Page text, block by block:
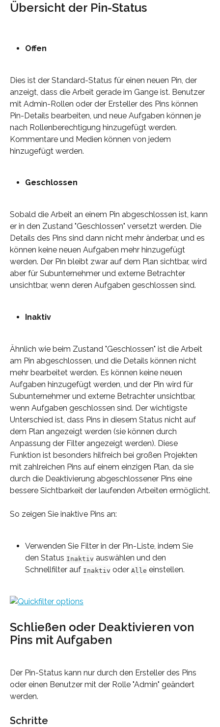
Übersicht der Pin-Status
Offen
Dies ist der Standard-Status für einen neuen Pin, der
anzeigt, dass die Arbeit gerade im Gange ist. Benutzer
mit Admin-Rollen oder der Ersteller des Pins können
Pin-Details bearbeiten, und neue Aufgaben können je
nach Rollenberechtigung hinzugefügt werden.
Kommentare und Medien können von jedem
hinzugefügt werden.
Geschlossen
Sobald die Arbeit an einem Pin abgeschlossen ist, kann
er in den Zustand "Geschlossen" versetzt werden. Die
Details des Pins sind dann nicht mehr änderbar, und es
können keine neuen Aufgaben mehr hinzugefügt
werden. Der Pin bleibt zwar auf dem Plan sichtbar, wird
aber für Subunternehmer und externe Betrachter
unsichtbar, wenn deren Aufgaben geschlossen sind.
Inaktiv
Ähnlich wie beim Zustand "Geschlossen" ist die Arbeit
am Pin abgeschlossen, und die Details können nicht
mehr bearbeitet werden. Es können keine neuen
Aufgaben hinzugefügt werden, und der Pin wird für
Subunternehmer und externe Betrachter unsichtbar,
wenn Aufgaben geschlossen sind. Der wichtigste
Unterschied ist, dass Pins in diesem Status nicht auf
dem Plan angezeigt werden (sie können durch
Anpassung der Filter angezeigt werden). Diese
Funktion ist besonders hilfreich bei großen Projekten
mit zahlreichen Pins auf einem einzigen Plan, da sie
durch die Deaktivierung abgeschlossener Pins eine
bessere Sichtbarkeit der laufenden Arbeiten ermöglicht.
So zeigen Sie inaktive Pins an:
Verwenden Sie Filter in der Pin-Liste, indem Sie
den Status Inaktiv auswählen und den
Schnellfilter auf Inaktiv oder Alle einstellen.
Schließen oder Deaktivieren von
Pins mit Aufgaben
Der Pin-Status kann nur durch den Ersteller des Pins
oder einen Benutzer mit der Rolle "Admin" geändert
werden.
Schritte